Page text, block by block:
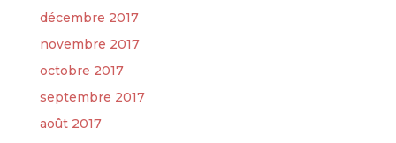
décembre 2017
novembre 2017
octobre 2017
septembre 2017
août 2017